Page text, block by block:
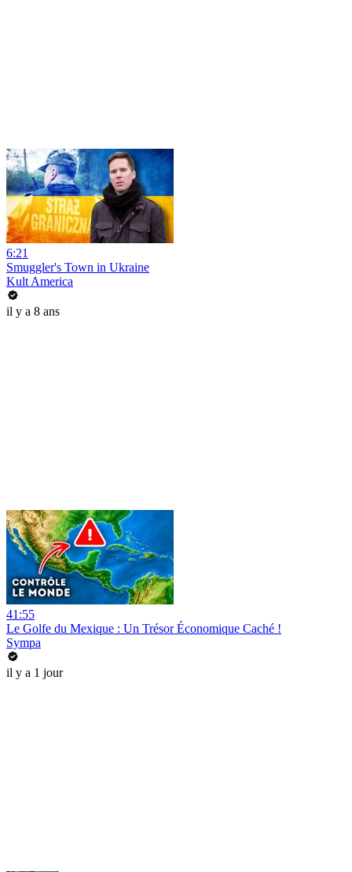
6:21
Smuggler's Town in Ukraine
Kult America
il y a 8 ans
41:55
Le Golfe du Mexique : Un Trésor Économique Caché !
Sympa
il y a 1 jour